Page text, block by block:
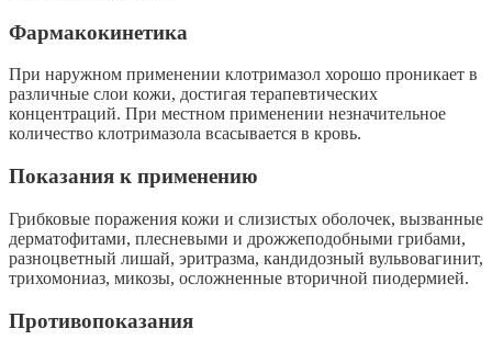
Фармакокинетика
При наружном применении клотримазол хорошо проникает в
различные слои кожи, достигая терапевтических
концентраций. При местном применении незначительное
количество клотримазола всасывается в кровь.
Показания к применению
Грибковые поражения кожи и слизистых оболочек, вызванные
дерматофитами, плесневыми и дрожжеподобными грибами,
разноцветный лишай, эритразма, кандидозный вульвовагинит,
трихомониаз, микозы, осложненные вторичной пиодермией.
Противопоказания